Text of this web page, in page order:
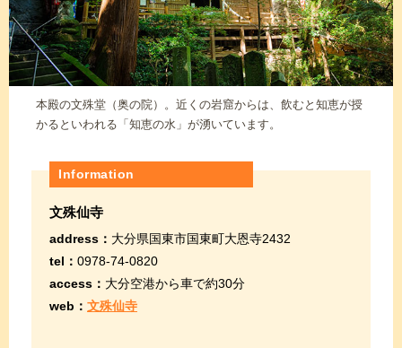
本殿の文殊堂（奥の院）。近くの岩窟からは、飲むと知恵が授
かるといわれる「知恵の水」が湧いています。
Information
文殊仙寺
address： 大分県国東市国東町大恩寺2432
tel： 0978-74-0820
access： 大分空港から車で約30分
web： 文殊仙寺